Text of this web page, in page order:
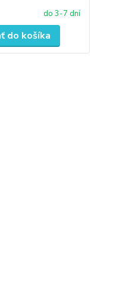
do 3-7 dní
do košíka